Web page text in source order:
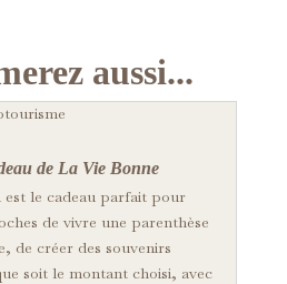
aussi...
de La Vie Bonne
est le cadeau parfait pour
de vivre une parenthèse
de créer des souvenirs
soit le montant choisi, avec